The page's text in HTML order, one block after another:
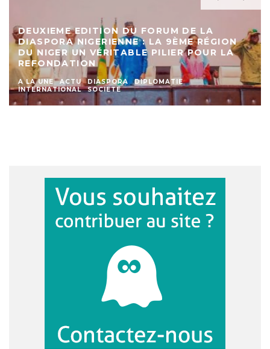
DEUXIEME EDITION DU FORUM DE LA
DIASPORA NIGERIENNE : LA 9ÈME RÉGION
DU NIGER UN VÉRITABLE PILIER POUR LA
REFONDATION
A LA UNE ACTU DIASPORA
DIPLOMATIE
INTERNATIONAL
SOCIETE